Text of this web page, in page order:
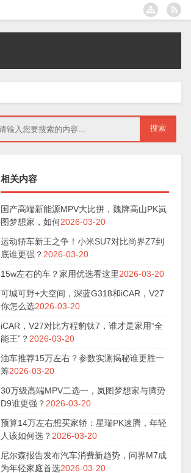
相关内容
国产高端新能源MPV大比拼，魏牌高山PK岚
图梦想家，如何2026-03-20
运动轿车新王之争！小米SU7对比尚界Z7到
底谁更强？ 2026-03-20
15w左右的车？家用优选看这里2026-03-20
可城可野+大空间，深蓝G318和iCAR，V27
你怎么选2026-03-20
iCAR，V27对比方程豹钛7，谁才是家用“全
能王”？ 2026-03-20
油车推荐15万左右？参数实测揭秘谁更胜一
筹2026-03-20
30万级高端MPV二选一，岚图梦想家与腾势
D9谁更强？ 2026-03-20
预算14万左右想买家轿：星瑞PK速腾，年轻
人该如何选？ 2026-03-20
尼尔森报告发布汽车消费新趋势，问界M7成
为年轻家庭首选2026-03-20